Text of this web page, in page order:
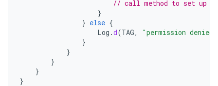
// call method to set up
}
} else {
Log .d(TAG,
"permission
}
}
}
}
}